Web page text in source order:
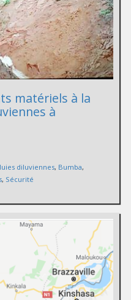
matériels à la
à
diluviennes, Bumba,
, Sécurité